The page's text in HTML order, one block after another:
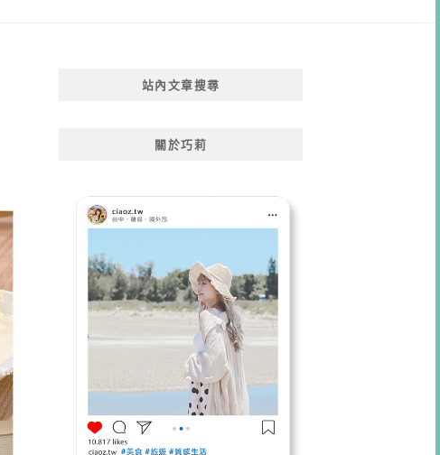
站內文章搜尋
關於巧莉